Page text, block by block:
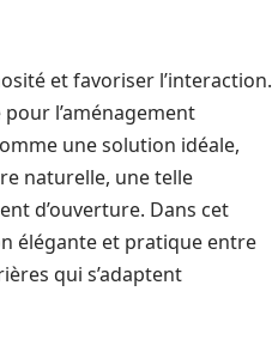
et favoriser l’interaction.
l’aménagement
une solution idéale,
naturelle, une telle
d’ouverture. Dans cet
élégante et pratique entre
qui s’adaptent